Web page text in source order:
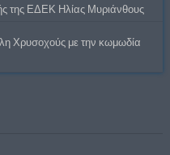
της ΕΔΕΚ Ηλίας Μυριάνθους
Χρυσοχούς με την κωμωδία